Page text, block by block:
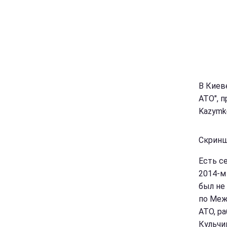
В
АТО",
Есть
2014-м
был не
по
АТО,